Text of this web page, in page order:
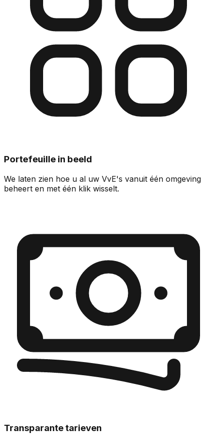
Portefeuille in beeld
We laten zien hoe u al uw VvE's vanuit één omgeving
beheert en met één klik wisselt.
Transparante tarieven